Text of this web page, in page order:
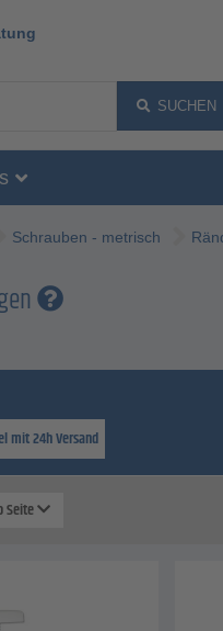
SUCHEN
Schrauben - metrisch
mit 24h Versand
Seite